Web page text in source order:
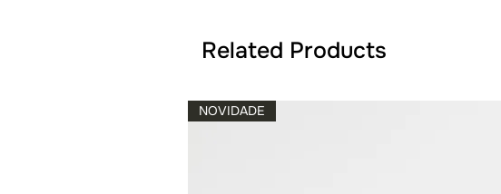
Related Products
NOVIDADE